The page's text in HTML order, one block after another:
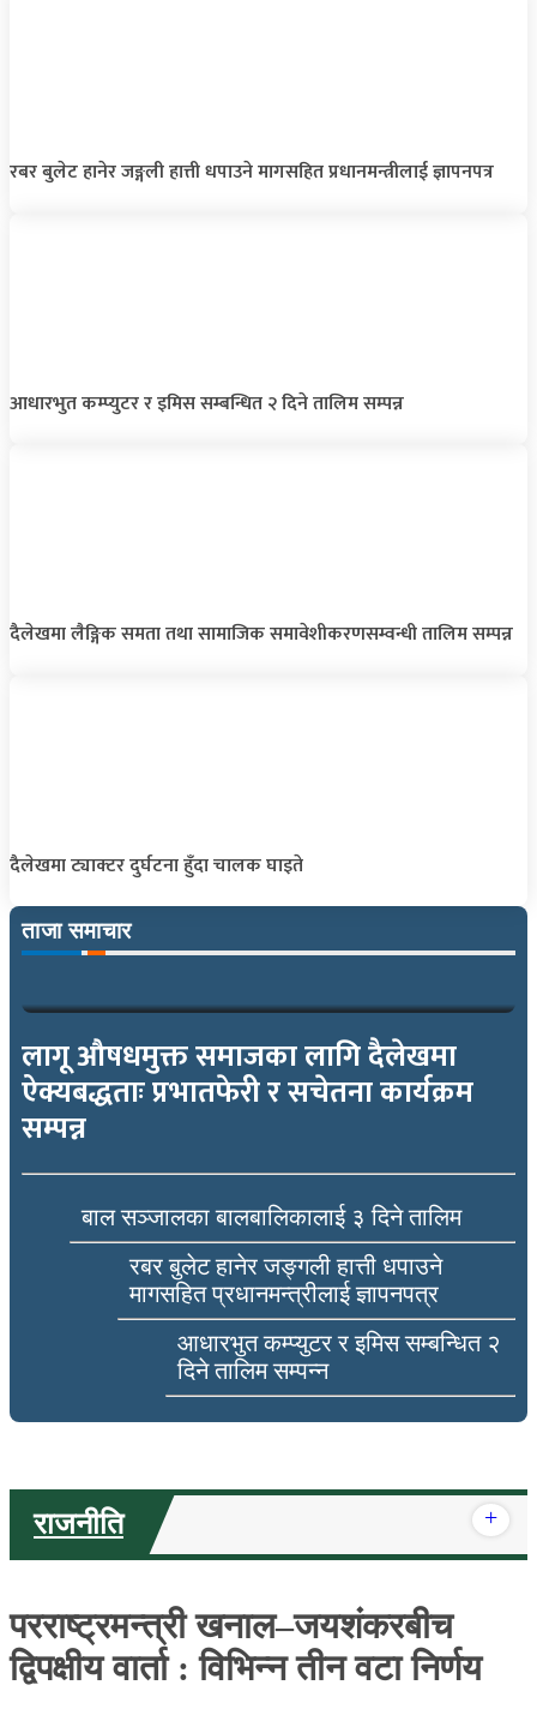
रबर बुलेट हानेर जङ्गली हात्ती धपाउने मागसहित प्रधानमन्त्रीलाई ज्ञापनपत्र
आधारभुत कम्प्युटर र इमिस सम्बन्धित २ दिने तालिम सम्पन्न
दैलेखमा लैङ्गिक समता तथा सामाजिक समावेशीकरणसम्वन्धी तालिम सम्पन्न
दैलेखमा ट्याक्टर दुर्घटना हुँदा चालक घाइते
ताजा समाचार
लागू औषधमुक्त समाजका लागि दैलेखमा
ऐक्यबद्धताः प्रभातफेरी र सचेतना कार्यक्रम
सम्पन्न
बाल सञ्जालका बालबालिकालाई ३ दिने तालिम
रबर बुलेट हानेर जङ्गली हात्ती धपाउने
मागसहित प्रधानमन्त्रीलाई ज्ञापनपत्र
आधारभुत कम्प्युटर र इमिस सम्बन्धित २
दिने तालिम सम्पन्न
राजनीति +
परराष्ट्रमन्त्री खनाल–जयशंकरबीच
द्विपक्षीय वार्ता : विभिन्न तीन वटा निर्णय